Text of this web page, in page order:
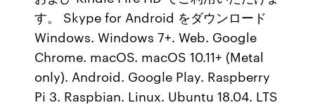
す。 Skype for Android をダウンロード
Windows. Windows 7+. Web. Google
Chrome. macOS. macOS 10.11+ (Metal
only). Android. Google Play. Raspberry
Pi 3. Raspbian. Linux. Ubuntu 18.04. LTS